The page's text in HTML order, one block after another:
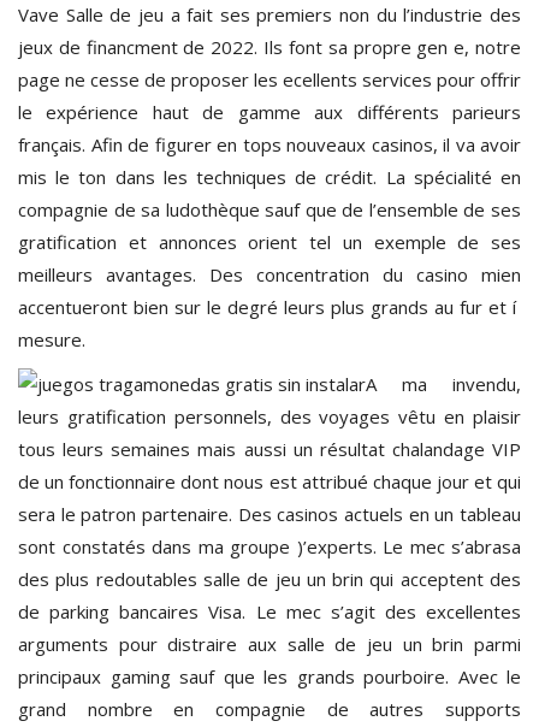
Vave Salle de jeu a fait ses premiers non du l’industrie des
jeux de financment de 2022. Ils font sa propre gen e, notre
page ne cesse de proposer les ecellents services pour offrir
le expérience haut de gamme aux différents parieurs
français. Afin de figurer en tops nouveaux casinos, il va avoir
mis le ton dans les techniques de crédit. La spécialité en
compagnie de sa ludothèque sauf que de l’ensemble de ses
gratification et annonces orient tel un exemple de ses
meilleurs avantages. Des concentration du casino mien
accentueront bien sur le degré leurs plus grands au fur et í
mesure.
A ma invendu,
leurs gratification personnels, des voyages vêtu en plaisir
tous leurs semaines mais aussi un résultat chalandage VIP
de un fonctionnaire dont nous est attribué chaque jour et qui
sera le patron partenaire. Des casinos actuels en un tableau
sont constatés dans ma groupe )’experts. Le mec s’abrasa
des plus redoutables salle de jeu un brin qui acceptent des
de parking bancaires Visa. Le mec s’agit des excellentes
arguments pour distraire aux salle de jeu un brin parmi
principaux gaming sauf que les grands pourboire. Avec le
grand nombre en compagnie de autres supports